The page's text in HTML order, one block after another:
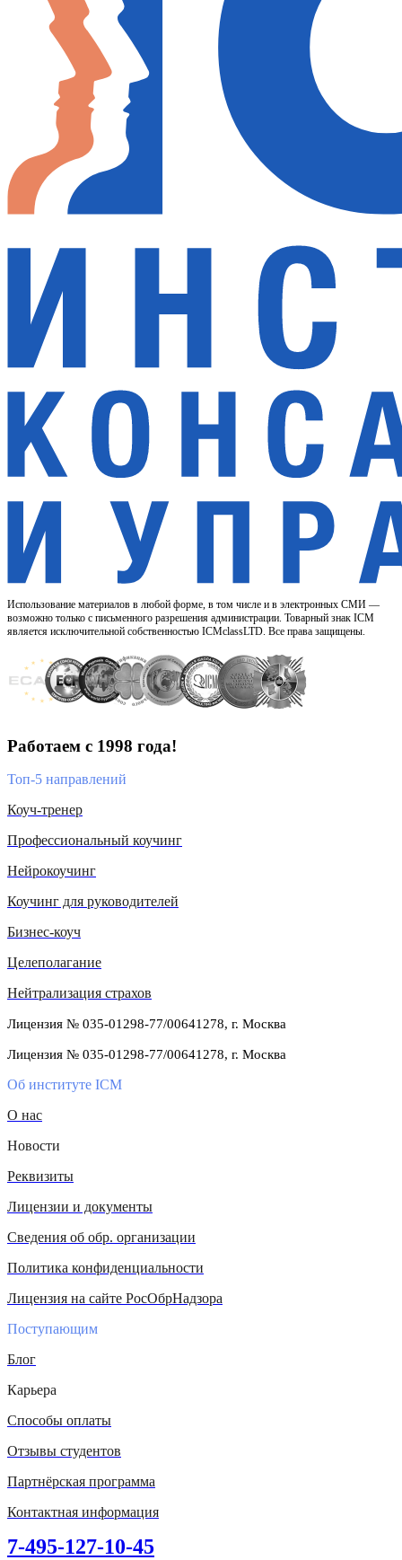
Использование материалов в любой форме, в том числе и в электронных СМИ —
возможно только с письменного разрешения администрации. Товарный знак ICM
является исключительной собственностью ICMclassLTD. Все права защищены.
Работаем с 1998 года!
Топ-5 направлений
Коуч-тренер
Профессиональный коучинг
Нейрокоучинг
Коучинг для руководителей
Бизнес-коуч
Целеполагание
Нейтрализация страхов
Лицензия № 035-01298-77/00641278, г. Москва
Лицензия № 035-01298-77/00641278, г. Москва
Об институте ICM
О нас
Новости
Реквизиты
Лицензии и документы
Сведения об обр. организации
Политика конфиденциальности
Лицензия на сайте РосОбрНадзора
Поступающим
Блог
Карьера
Способы оплаты
Отзывы студентов
Партнёрская программа
Контактная информация
7-495-127-10-45